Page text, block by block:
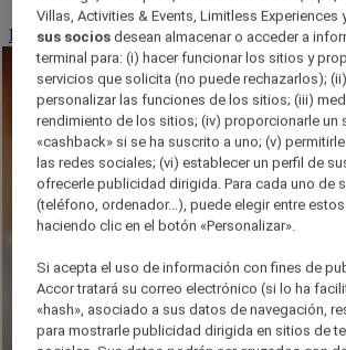
Reserve su cóctel
Villas, Activities & Events, Limitless Experiences
sus socios desean almacenar o acceder a
terminal para: (i) hacer funcionar los sitios y
servicios que solicita (no puede rechazarlos);
personalizar las funciones de los sitios; (iii)
rendimiento de los sitios; (iv) proporcionarle un
«cashback» si se ha suscrito a uno; (v)
las redes sociales; (vi) establecer un perfil de
ofrecerle publicidad dirigida. Para cada uno de
(teléfono, ordenador...), puede elegir entre
haciendo clic en el botón «Personalizar».
Si acepta el uso de información con fines de
Accor tratará su correo electrónico (si lo ha
«hash», asociado a sus datos de navegación,
para mostrarle publicidad dirigida en sitios de